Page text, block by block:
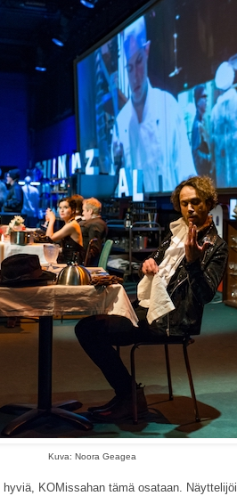
Kuva: Noora Geagea
KOMissahan tämä osataan.